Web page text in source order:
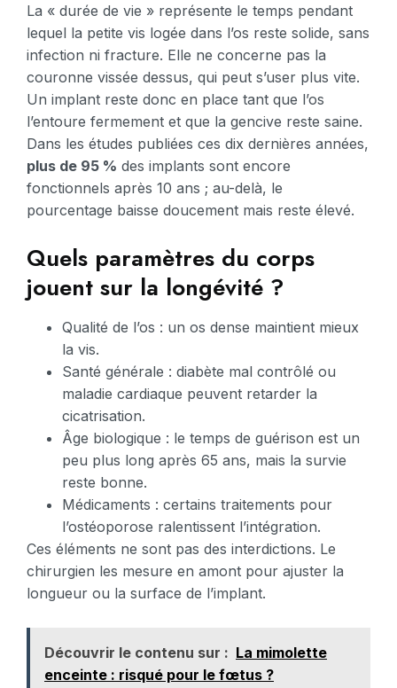
La « durée de vie » représente le temps pendant
lequel la petite vis logée dans l’os reste solide, sans
infection ni fracture. Elle ne concerne pas la
couronne vissée dessus, qui peut s’user plus vite.
Un implant reste donc en place tant que l’os
l’entoure fermement et que la gencive reste saine.
Dans les études publiées ces dix dernières années,
plus de 95 % des implants sont encore
fonctionnels après 10 ans ; au-delà, le
pourcentage baisse doucement mais reste élevé.
Quels paramètres du corps
jouent sur la longévité ?
Qualité de l’os : un os dense maintient mieux
la vis.
Santé générale : diabète mal contrôlé ou
maladie cardiaque peuvent retarder la
cicatrisation.
Âge biologique : le temps de guérison est un
peu plus long après 65 ans, mais la survie
reste bonne.
Médicaments : certains traitements pour
l’ostéoporose ralentissent l’intégration.
Ces éléments ne sont pas des interdictions. Le
chirurgien les mesure en amont pour ajuster la
longueur ou la surface de l’implant.
Découvrir le contenu sur : La mimolette
enceinte : risqué pour le fœtus ?